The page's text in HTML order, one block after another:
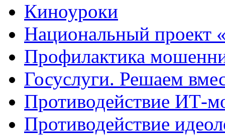
Киноуроки
Национальный проект
Профилактика
Госуслуги. Решаем
Противодействие ИТ-
Противодействие